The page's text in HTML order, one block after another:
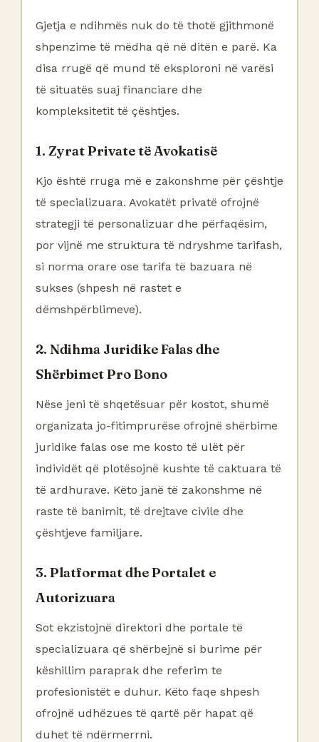
Gjetja e ndihmës nuk do të thotë gjithmonë
shpenzime të mëdha që në ditën e parë. Ka
disa rrugë që mund të eksploroni në varësi
të situatës suaj financiare dhe
kompleksitetit të çështjes.
1. Zyrat Private të Avokatisë
Kjo është rruga më e zakonshme për çështje
të specializuara. Avokatët privatë ofrojnë
strategji të personalizuar dhe përfaqësim,
por vijnë me struktura të ndryshme tarifash,
si norma orare ose tarifa të bazuara në
sukses (shpesh në rastet e
dëmshpërblimeve).
2. Ndihma Juridike Falas dhe
Shërbimet Pro Bono
Nëse jeni të shqetësuar për kostot, shumë
organizata jo-fitimprurëse ofrojnë shërbime
juridike falas ose me kosto të ulët për
individët që plotësojnë kushte të caktuara të
të ardhurave. Këto janë të zakonshme në
raste të banimit, të drejtave civile dhe
çështjeve familjare.
3. Platformat dhe Portalet e
Autorizuara
Sot ekzistojnë direktori dhe portale të
specializuara që shërbejnë si burime për
këshillim paraprak dhe referim te
profesionistët e duhur. Këto faqe shpesh
ofrojnë udhëzues të qartë për hapat që
duhet të ndërmerrni.